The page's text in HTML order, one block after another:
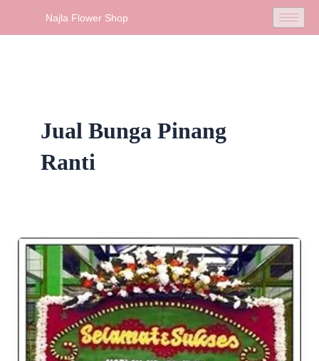
Najla Flower Shop
Jual Bunga Pinang
Ranti